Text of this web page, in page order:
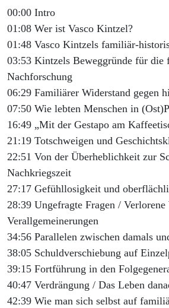
00:00 Intro
01:08 Wer ist Vasco Kintzel?
01:48 Vasco Kintzels familiär-
03:53 Kintzels Beweggründe für die
Nachforschung
06:29 Familiärer Widerstand gegen
07:50 Wie lebten Menschen in
16:49 „Mit der Gestapo am
21:19 Totschweigen und
22:51 Von der Überheblichkeit zur
Nachkriegszeit
27:17 Gefühllosigkeit und
28:39 Ungefragte Fragen /
Verallgemeinerungen
34:56 Parallelen zwischen damals
38:05 Schuldverschiebung auf
39:15 Fortführung in den
40:47 Verdrängung / Das Leben
42:39 Wie man sich selbst auf